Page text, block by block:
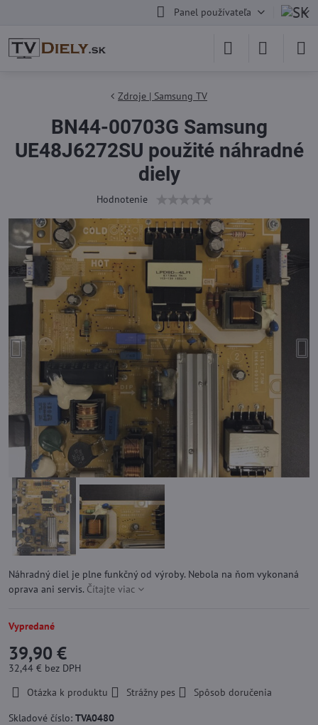
Panel používateľa
Zdroje | Samsung TV
BN44-00703G Samsung
UE48J6272SU použité náhradné
diely
Hodnotenie
Náhradný diel je plne funkčný od výroby. Nebola na ňom vykonaná
oprava ani servis. Čítajte viac
Vypredané
39,90 €
32,44 € bez DPH
Otázka k produktu
Strážny pes
Spôsob doručenia
Skladové číslo: TVA0480